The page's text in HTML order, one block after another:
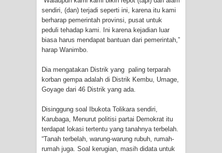
Mantan Sekda Jayawijaya Jadi
Tersangka Kasus Korupsi Jalan
Papuan Artisans Take Center Stage
Anniversary in Makassar
Presenter TVRI Papua Barat Yanto
sendiri, (dan) terjadi seperti ini, karena itu kami
berharap pemerintah provinsi, pusat untuk
peduli tehadap kami. Ini karena kejadian luar
biasa harus mendapat bantuan dari pemerintah,”
harap Wanimbo.
Dia mengatakan Distrik yang paling terparah
korban gempa adalah di Distrik Kembu, Umage,
Goyage dari 46 Distrik yang ada.
Disinggung soal Ibukota Tolikara sendiri,
Karubaga, Menurut politisi partai Demokrat itu
terdapat lokasi tertentu yang tanahnya terbelah.
“Tanah terbelah, warung-warung rubuh, rumah-
rumah juga. Soal kerugian, masih didata untuk